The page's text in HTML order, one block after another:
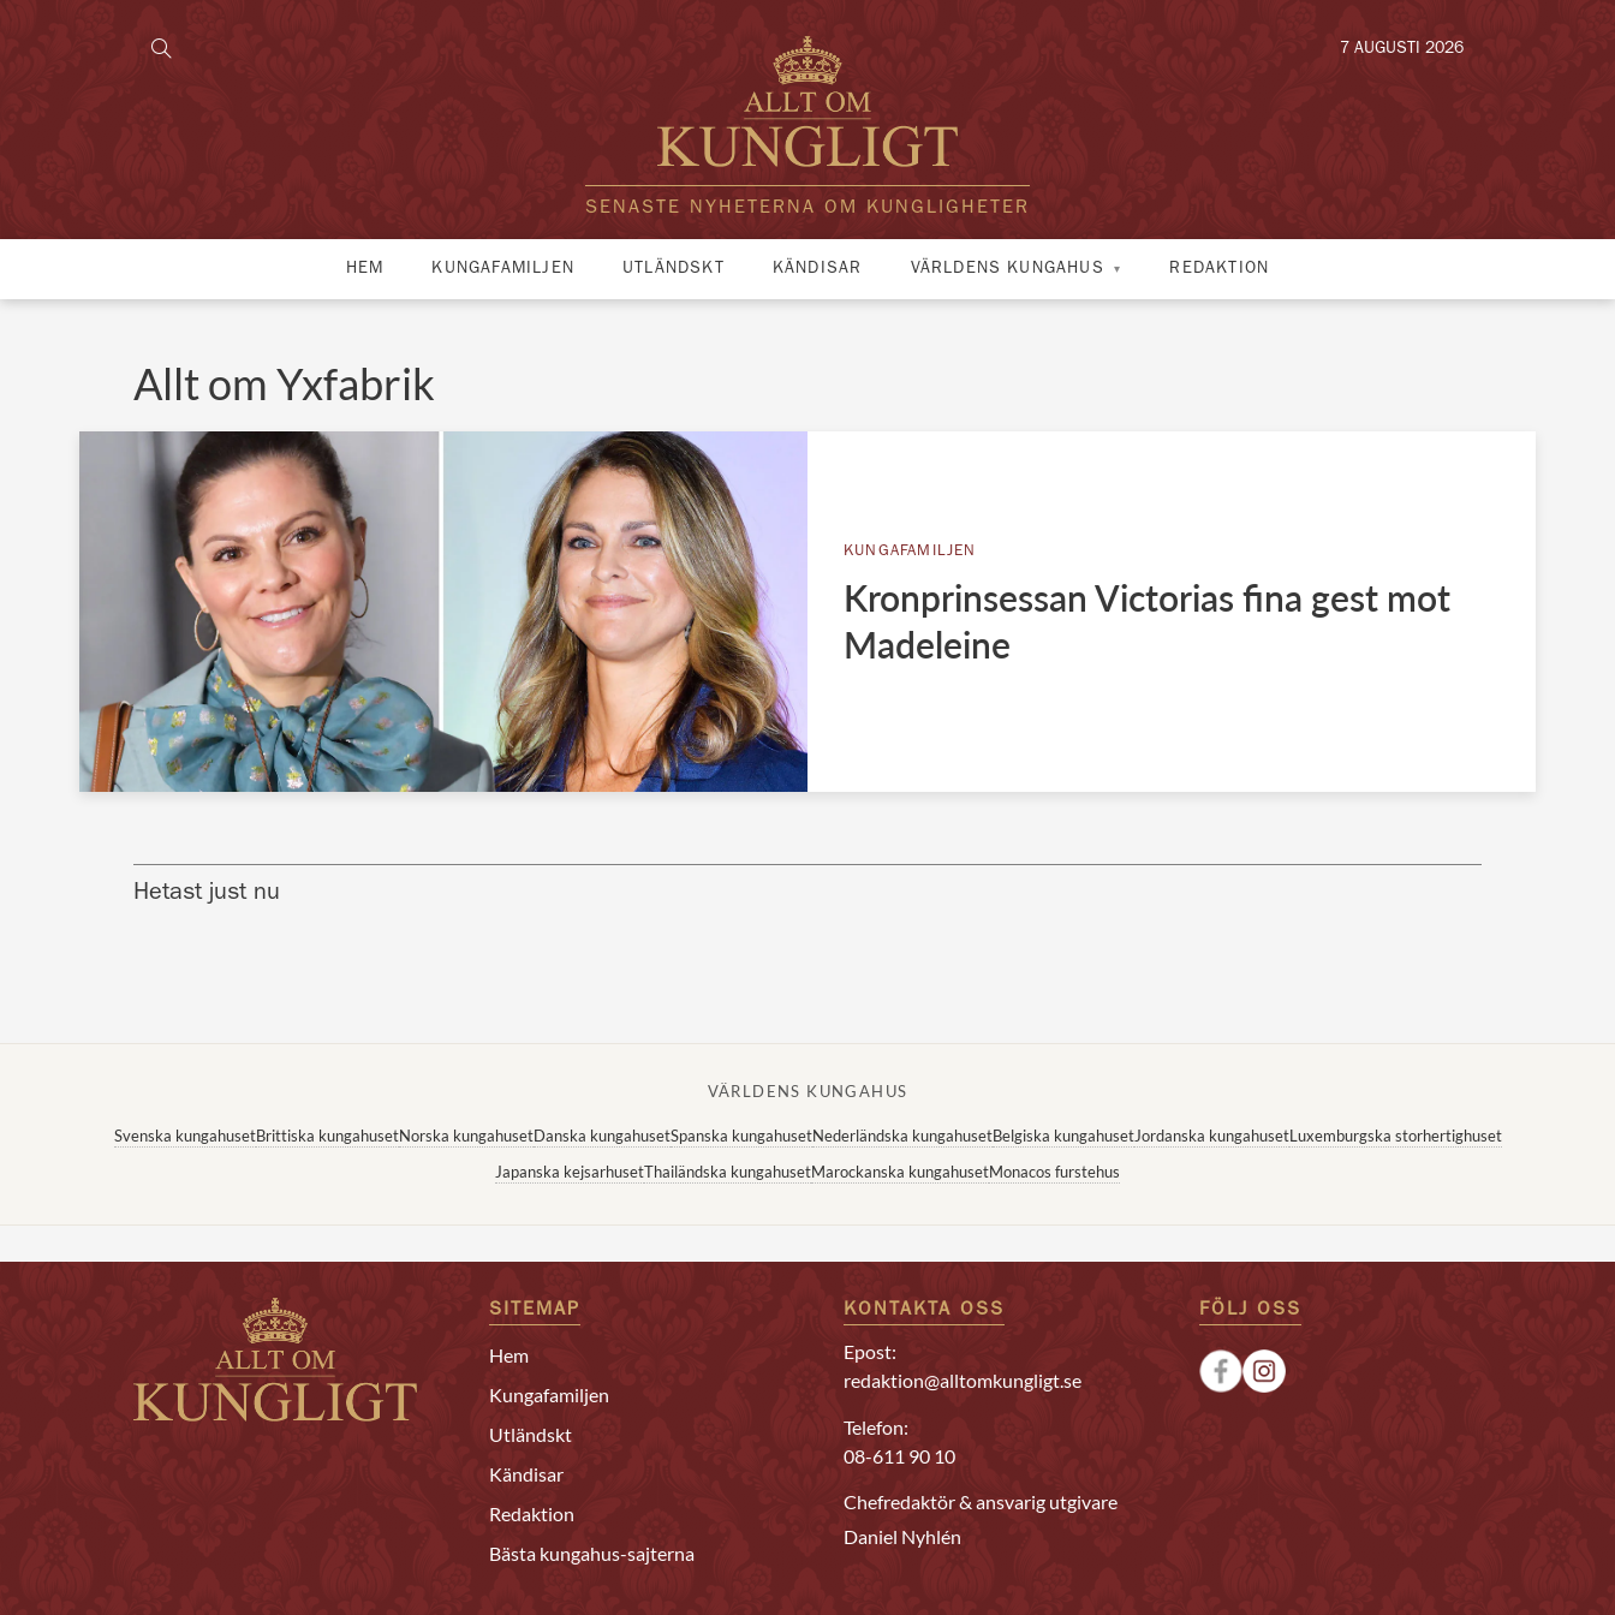
SENASTE NYHETERNA OM KUNGLIGHETER
7 AUGUSTI 2026
HEM KUNGAFAMILJEN UTLÄNDSKT KÄNDISAR VÄRLDENS KUNGAHUS REDAKTION
Allt om Yxfabrik
KUNGAFAMILJEN
Kronprinsessan Victorias fina gest mot
Madeleine
Hetast just nu
VÄRLDENS KUNGAHUS
Svenska kungahusetBrittiska kungahusetNorska kungahusetDanska kungahusetSpanska kungahusetNederländska kungahusetBelgiska kungahusetJordanska kungahusetLuxemburgska storhertighuset
Japanska kejsarhusetThailändska kungahusetMarockanska kungahusetMonacos furstehus
SITEMAP
Hem
Kungafamiljen
Utländskt
Kändisar
Redaktion
Bästa kungahus-sajterna
KONTAKTA OSS
Epost:
redaktion@alltomkungligt.se
Telefon:
08-611 90 10
Chefredaktör & ansvarig utgivare
Daniel Nyhlén
FÖLJ OSS